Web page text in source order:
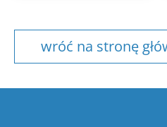
wróć na stronę